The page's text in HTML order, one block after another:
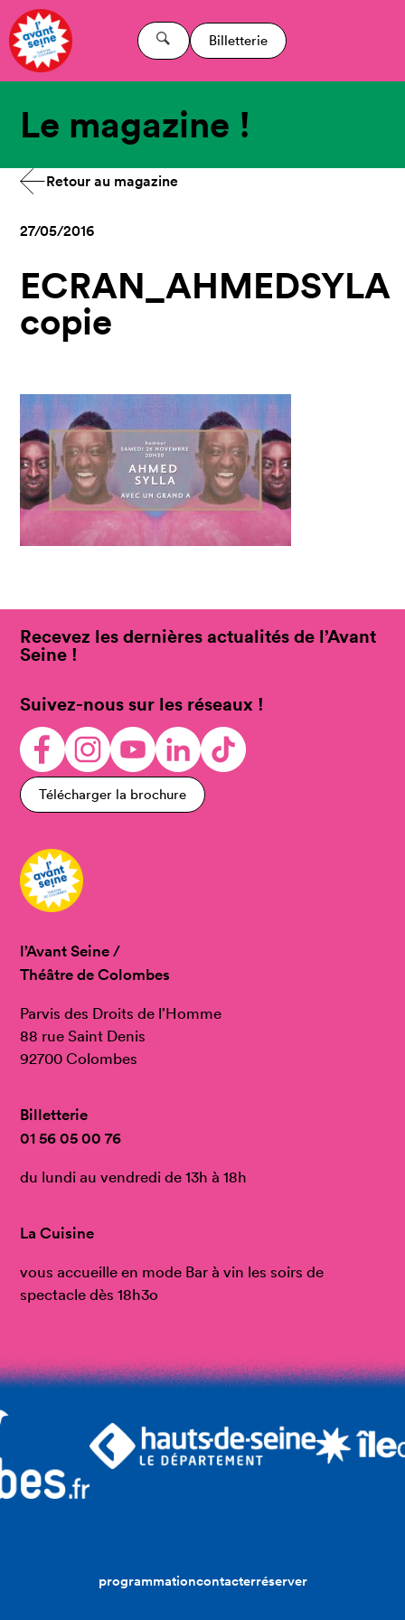
Billetterie
Le magazine !
Retour au magazine
27/05/2016
ECRAN_AHMEDSYLA
copie
Recevez les dernières actualités de l’Avant
Seine !
Suivez-nous sur les réseaux !
Télécharger la brochure
l’Avant Seine /
Théâtre de Colombes
Parvis des Droits de l’Homme
88 rue Saint Denis
92700 Colombes
Billetterie
01 56 05 00 76
du lundi au vendredi de 13h à 18h
La Cuisine
vous accueille en mode Bar à vin les soirs de
spectacle dès 18h3o
programmationcontacterréserver